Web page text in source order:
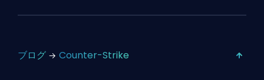
ブログ Counter-Strike